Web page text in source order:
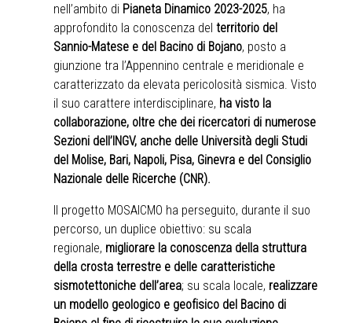
nell’ambito di Pianeta Dinamico 2023-2025, ha
approfondito la conoscenza del territorio del
Sannio-Matese e del Bacino di Bojano, posto a
giunzione tra l’Appennino centrale e meridionale e
caratterizzato da elevata pericolosità sismica. Visto
il suo carattere interdisciplinare, ha visto la
collaborazione, oltre che dei ricercatori di numerose
Sezioni dell’INGV, anche delle Università degli Studi
del Molise, Bari, Napoli, Pisa, Ginevra e del Consiglio
Nazionale delle Ricerche (CNR).
Il progetto MOSAICMO ha perseguito, durante il suo
percorso, un duplice obiettivo: su scala
regionale, migliorare la conoscenza della struttura
della crosta terrestre e delle caratteristiche
sismotettoniche dell’area; su scala locale, realizzare
un modello geologico e geofisico del Bacino di